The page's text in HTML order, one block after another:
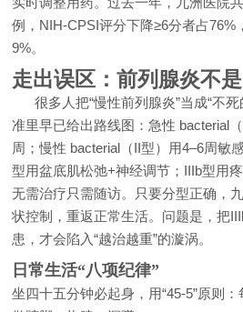
例，NIH-CPSI评分下降≥6分者占76%
9%。
走出误区：前列腺炎不
很多人把“慢性前列腺炎”当成“不
准里早已给出路线图：急性 bacterial
周；慢性 bacterial（II型）用4–6周敏
型用盆底肌松弛+神经调节；IIIb型用
无需治疗只需随访。只要分型正确，
状控制，重返正常生活。问题是，把
患，才会陷入“越治越重”的漩涡。
日常生活“八项纪律”
坐四十五分钟必起身，用“45-5”原则